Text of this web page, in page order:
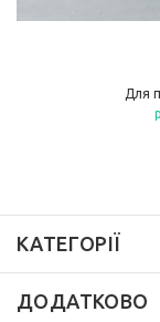
Для
КАТЕГОРІЇ
ДОДАТКОВО